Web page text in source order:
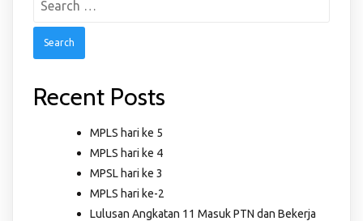
Recent Posts
MPLS hari ke 5
MPLS hari ke 4
MPSL hari ke 3
MPLS hari ke-2
Lulusan Angkatan 11 Masuk PTN dan Bekerja